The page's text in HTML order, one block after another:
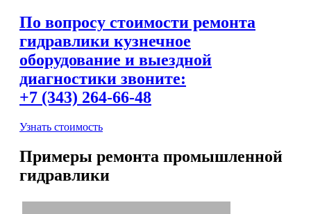
По вопросу стоимости ремонта
гидравлики кузнечное
оборудование и выездной
диагностики звоните:
+7 (343) 264-66-48
Узнать стоимость
Примеры ремонта промышленной
гидравлики